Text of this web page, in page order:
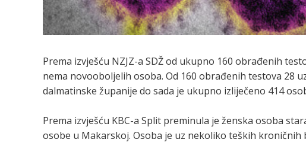
Prema izvješću NZJZ-a SDŽ od ukupno 160 obrađenih
nema novooboljelih osoba. Od 160 obrađenih testova 28
dalmatinske županije do sada je ukupno izliječeno 414
Prema izvješću KBC-a Split preminula je ženska osoba
osobe u Makarskoj. Osoba je uz nekoliko teških kroničnih